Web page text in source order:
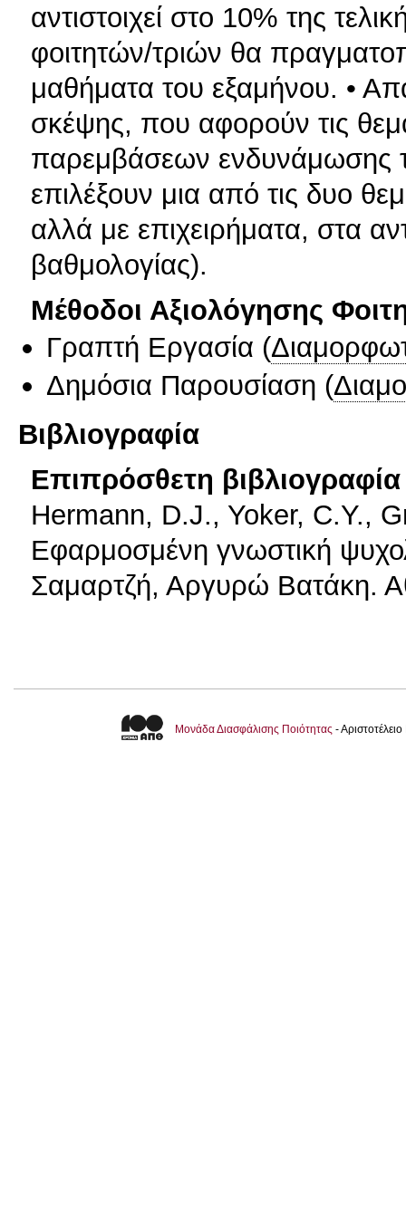
αντιστοιχεί στο 10% της
φοιτητών/τριών θα
μαθήματα του εξαμήνου. •
σκέψης, που αφορούν τις
παρεμβάσεων ενδυνάμωσης
επιλέξουν μια από τις δυο
αλλά με επιχειρήματα, στα
βαθμολογίας).
Μέθοδοι Αξιολόγησης
Γραπτή Εργασία (
Δημόσια Παρουσίαση (
Βιβλιογραφία
Επιπρόσθετη βιβλιογραφία
Hermann, D.J., Yoker, C.Y.,
Εφαρμοσμένη γνωστική
Σαμαρτζή, Αργυρώ Βατάκη.
Μονάδα Διασφάλισης Ποιότητας -